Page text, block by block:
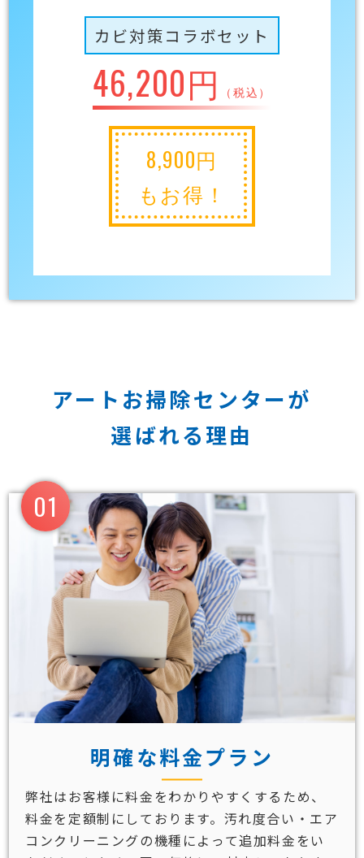
カビ対策コラボセット
46,200円 （税込）
8,900円
もお得！
アートお掃除センターが
選ばれる理由
01
明確な料金プラン
弊社はお客様に料金をわかりやすくするため、
料金を定額制にしております。汚れ度合い・エア
コンクリーニングの機種によって追加料金をい